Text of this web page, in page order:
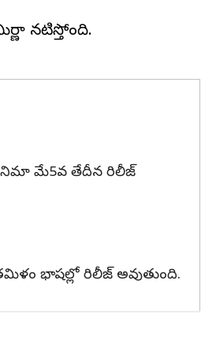
నటిస్తోంది.
సినిమా మే5వ తేదీన రిలీజ్
భాషల్లో రిలీజ్ అవుతుంది.